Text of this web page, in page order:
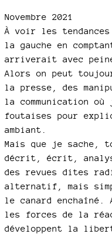
Novembre 2021
À voir les
la gauche en
arriverait avec
Alors on peut
la presse, des
la communication
foutaises pour
ambiant.
Mais que je sache,
décrit, écrit,
des revues dites
alternatif, mais
le canard
les forces de la
développent la